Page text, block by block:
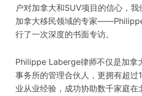
户对加拿大和SUV项目的信心，
加拿大移民领域的专家
行了一次深度的书面专访。
Philippe Laberge律师不仅是加拿
事务所的管理合伙人，更拥有超过
业从业经验，成功协助数千家庭在